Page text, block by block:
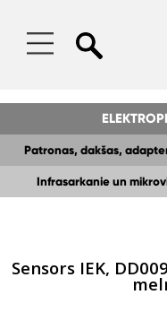
Patronas, dakšas,
Infrasarkanie un
Sensors IEK,